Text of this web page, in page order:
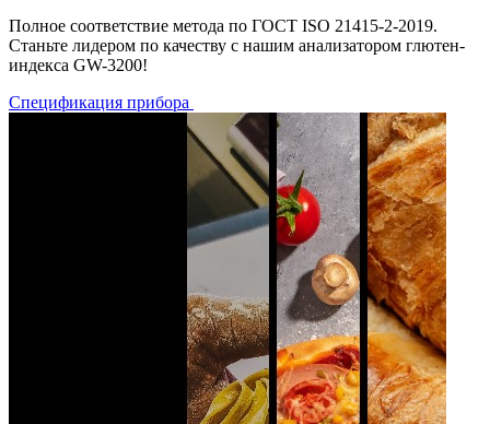
Полное соответствие метода по ГОСТ ISO 21415-2-2019.
Станьте лидером по качеству с нашим анализатором глютен-
индекса GW-3200!
Спецификация прибора